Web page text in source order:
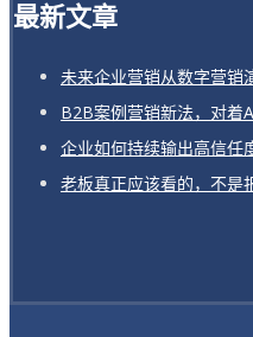
最新文章
未来企业营销从数字营销
B2B案例营销新法，对着
企业如何持续输出高信任
老板真正应该看的，不是